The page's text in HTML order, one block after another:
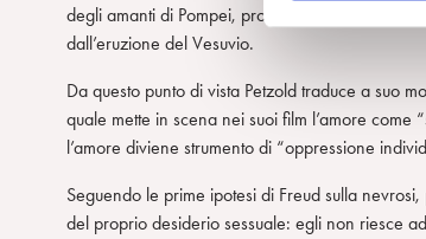
e
e
c
n
s
degli amanti di Pompei, probabilmente sorpresi
dall’eruzione del Vesuvio.
Da questo punto di vista Petzold traduce a suo
quale mette in scena nei suoi film l’amore
l’amore diviene strumento di “oppressione
Seguendo le prime ipotesi di Freud sulla
del proprio desiderio sessuale: egli non riesce